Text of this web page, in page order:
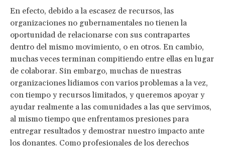
En efecto, debido a la escasez de recursos, las
organizaciones no gubernamentales no tienen la
oportunidad de relacionarse con sus contrapartes
dentro del mismo movimiento, o en otros. En cambio,
muchas veces terminan compitiendo entre ellas en lugar
de colaborar. Sin embargo, muchas de nuestras
organizaciones lidiamos con varios problemas a la vez,
con tiempo y recursos limitados, y queremos apoyar y
ayudar realmente a las comunidades a las que servimos,
al mismo tiempo que enfrentamos presiones para
entregar resultados y demostrar nuestro impacto ante
los donantes. Como profesionales de los derechos